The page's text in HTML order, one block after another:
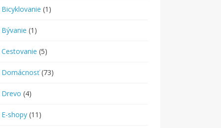
Bicyklovanie (1)
Bývanie (1)
Cestovanie (5)
Domácnosť(73)
Drevo (4)
E-shopy (11)